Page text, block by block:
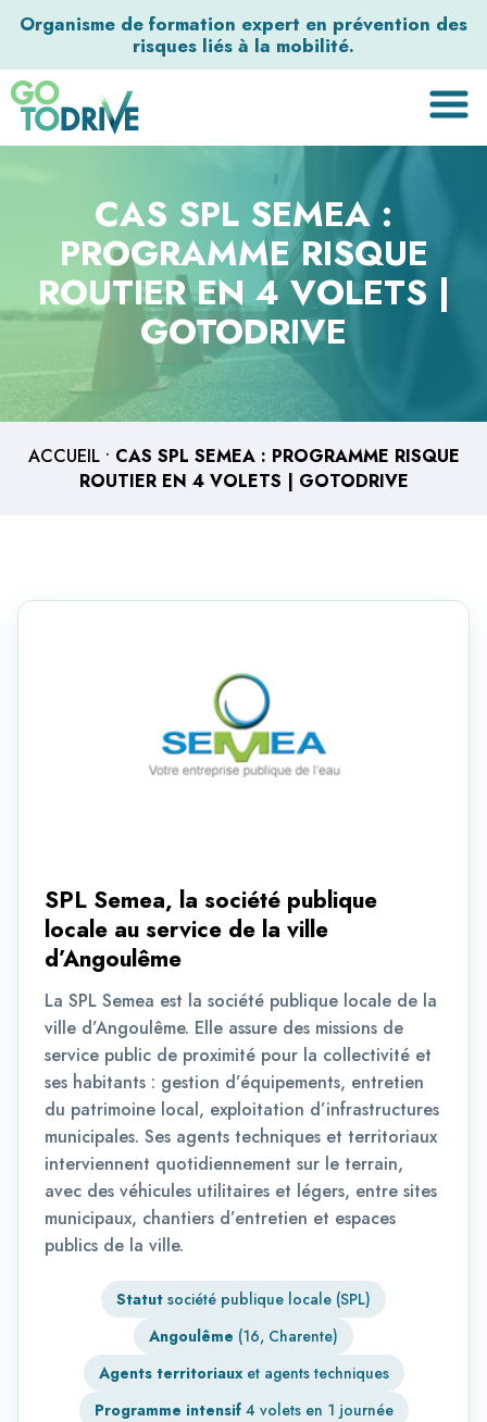
Organisme de formation expert en prévention des
risques liés à la mobilité.
CAS SPL SEMEA :
PROGRAMME RISQUE
ROUTIER EN 4 VOLETS |
GOTODRIVE
ACCUEIL• CAS SPL SEMEA : PROGRAMME RISQUE
ROUTIER EN 4 VOLETS | GOTODRIVE
SPL Semea, la société publique
locale au service de la ville
d’Angoulême
La SPL Semea est la société publique locale de la
ville d’Angoulême. Elle assure des missions de
service public de proximité pour la collectivité et
ses habitants : gestion d’équipements, entretien
du patrimoine local, exploitation d’infrastructures
municipales. Ses agents techniques et territoriaux
interviennent quotidiennement sur le terrain,
avec des véhicules utilitaires et légers, entre sites
municipaux, chantiers d’entretien et espaces
publics de la ville.
Statut société publique locale (SPL)
Angoulême (16, Charente)
Agents territoriauxet agents techniques
Programme intensif4 volets en 1 journée